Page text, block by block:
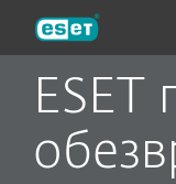
ESET
ESET